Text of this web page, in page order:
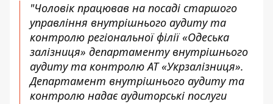
"Чоловік працював на посаді старшого
управління внутрішнього аудиту та
контролю регіональної філії «Одеська
залізниця» департаменту внутрішнього
аудиту та контролю АТ «Укрзалізниця».
Департамент внутрішнього аудиту та
контролю надає аудиторські послуги